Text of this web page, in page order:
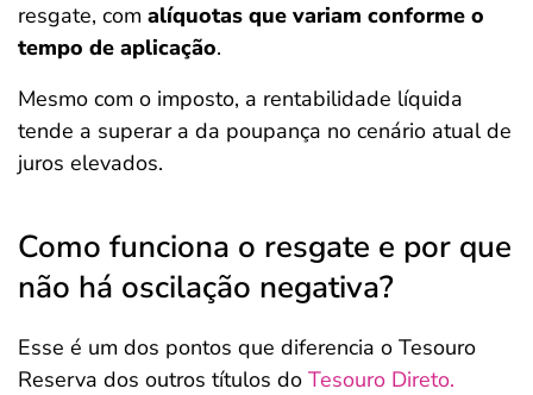
resgate, com alíquotas que variam conforme o
tempo de aplicação.
Mesmo com o imposto, a rentabilidade líquida
tende a superar a da poupança no cenário atual de
juros elevados.
Como funciona o resgate e por que
não há oscilação negativa?
Esse é um dos pontos que diferencia o Tesouro
Reserva dos outros títulos do Tesouro Direto.